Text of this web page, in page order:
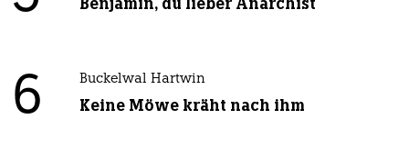
Benjamin, du lieber Anarchist
6 Buckelwal Hartwin
Keine Möwe kräht nach ihm